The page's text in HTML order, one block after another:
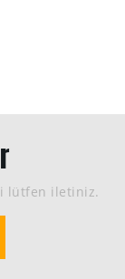
lütfen iletiniz.